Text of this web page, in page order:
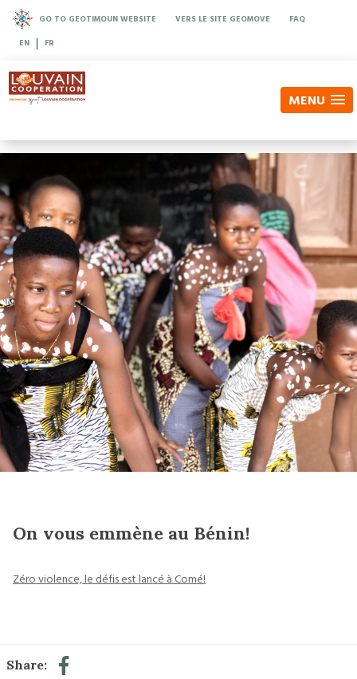
GO TO GEOTIMOUN WEBSITE VERS LE SITE GEOMOVE
FAQ
EN | FR
MENU
On vous emmène au Bénin!
Zéro violence, le défis est lancé à Comé!
Share: